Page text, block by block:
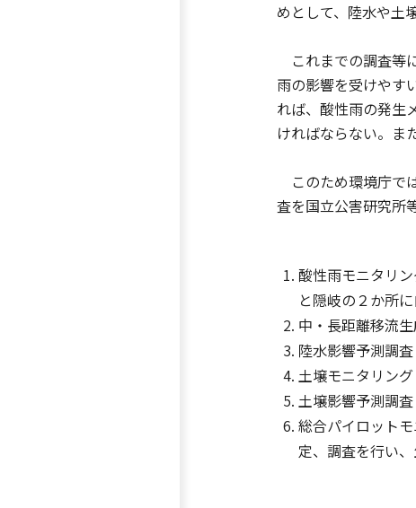
めとして、陸水や土
これまでの調査等
雨の影響を受けやす
れば、酸性雨の発生
ければならない。ま
このため環境庁で
査を国立公害研究所
酸性雨モニタリ
と隠岐の２か所
中・長距離移流
陸水影響予測調査
土壌モニタリング
土壌影響予測調査
総合パイロット
定、調査を行い